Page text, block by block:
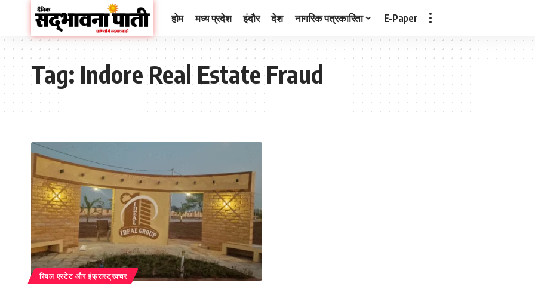
होम मध्य प्रदेश इंदौर देश नागरिक पत्रकारिता E-Paper
Tag:Indore Real Estate Fraud
रियल एस्टेट और इंफ्रास्ट्रक्चर